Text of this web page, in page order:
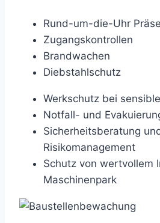
Rund-um-die-Uhr
Zugangskontrollen
Brandwachen
Diebstahlschutz
Werkschutz bei
Notfall- und
Sicherheitsberatung
Risikomanagement
Schutz von wertvollem
Maschinenpark